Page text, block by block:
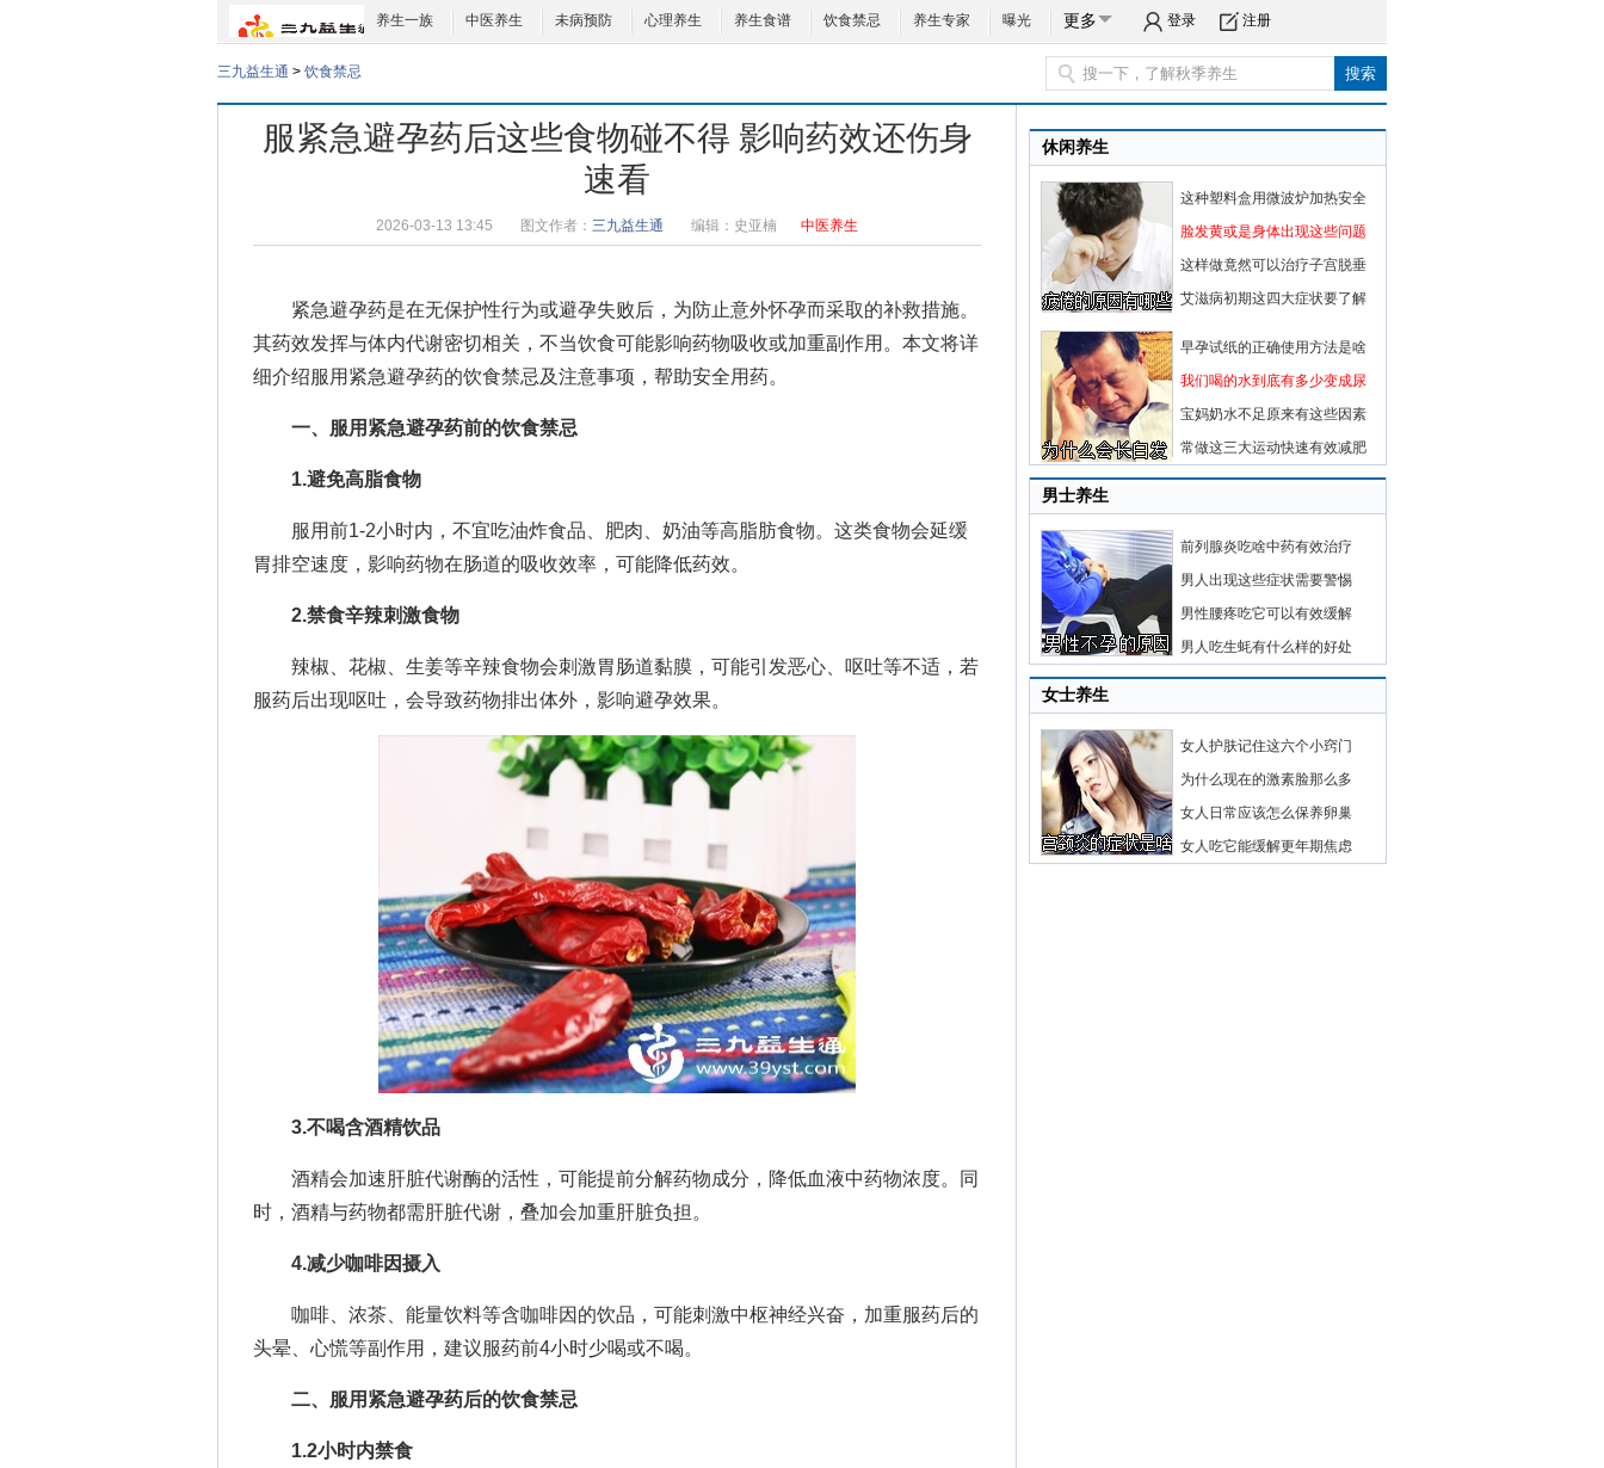
养生一族 中医养生 未病预防 心理养生 养生食谱 饮食禁忌 养生专家 曝光 更多 登录 注册
三九益生通 > 饮食禁忌
服紧急避孕药后这些食物碰不得 影响药效还伤身
速看
2026-03-13 13:45 图文作者： 三九益生通 编辑： 史亚楠 中医养生
紧急避孕药是在无保护性行为或避孕失败后，为防止意外怀孕而采取的补救措施。
其药效发挥与体内代谢密切相关，不当饮食可能影响药物吸收或加重副作用。本文将详
细介绍服用紧急避孕药的饮食禁忌及注意事项，帮助安全用药。
一、服用紧急避孕药前的饮食禁忌
1.避免高脂食物
服用前1-2小时内，不宜吃油炸食品、肥肉、奶油等高脂肪食物。这类食物会延缓
胃排空速度，影响药物在肠道的吸收效率，可能降低药效。
2.禁食辛辣刺激食物
辣椒、花椒、生姜等辛辣食物会刺激胃肠道黏膜，可能引发恶心、呕吐等不适，若
服药后出现呕吐，会导致药物排出体外，影响避孕效果。
3.不喝含酒精饮品
酒精会加速肝脏代谢酶的活性，可能提前分解药物成分，降低血液中药物浓度。同
时，酒精与药物都需肝脏代谢，叠加会加重肝脏负担。
4.减少咖啡因摄入
咖啡、浓茶、能量饮料等含咖啡因的饮品，可能刺激中枢神经兴奋，加重服药后的
头晕、心慌等副作用，建议服药前4小时少喝或不喝。
二、服用紧急避孕药后的饮食禁忌
1.2小时内禁食
休闲养生
这种塑料盒用微波炉加热安全
脸发黄或是身体出现这些问题
这样做竟然可以治疗子宫脱垂
艾滋病初期这四大症状要了解
早孕试纸的正确使用方法是啥
我们喝的水到底有多少变成尿
宝妈奶水不足原来有这些因素
常做这三大运动快速有效减肥
男士养生
前列腺炎吃啥中药有效治疗
男人出现这些症状需要警惕
男性腰疼吃它可以有效缓解
男人吃生蚝有什么样的好处
女士养生
女人护肤记住这六个小窍门
为什么现在的激素脸那么多
女人日常应该怎么保养卵巢
女人吃它能缓解更年期焦虑